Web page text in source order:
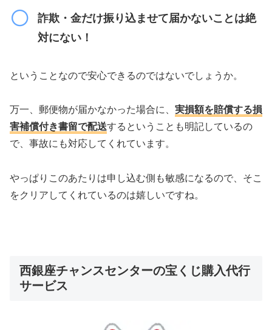
詐欺・金だけ振り込ませて届かないことは絶
対にない！
ということなので安心できるのではないでしょうか。
万一、郵便物が届かなかった場合に、 実損額を賠償する損
害補償付き書留で配送するということも明記しているの
で、事故にも対応してくれています。
やっぱりこのあたりは申し込む側も敏感になるので、そこ
をクリアしてくれているのは嬉しいですね。
西銀座チャンスセンターの宝くじ購入代行
サービス